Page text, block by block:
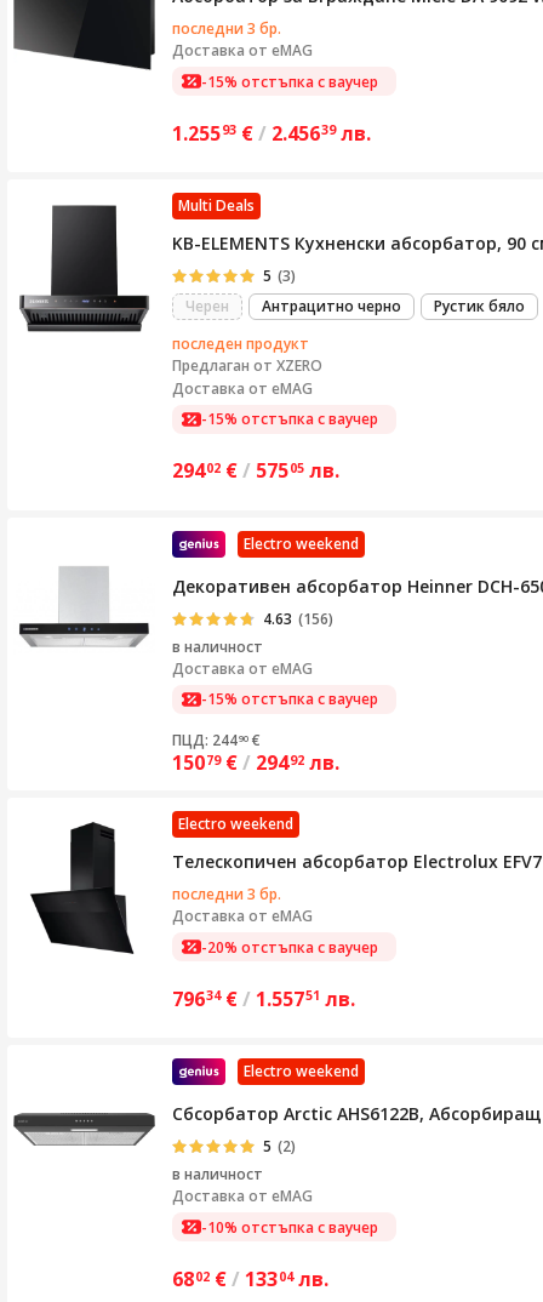
последни 3 бр.
Доставка от eMAG
-15% отстъпка с ваучер
1.25593 €/ 2.45639 лв.
Multi Deals
KB-ELEMENTS Кухненски абсорбатор,
5 (3)
Черен
Антрацитно черно
Рустик бяло
последен продукт
Предлаган от XZERO
Доставка от eMAG
-15% отстъпка с ваучер
29402 €/ 57505 лв.
Electro weekend
Декоративен абсорбатор Heinner DCH-
4.63 (156)
в наличност
Доставка от eMAG
-15% отстъпка с ваучер
ПЦД: 24490 €
15079 €/ 29492 лв.
Electro weekend
Телескопичен абсорбатор Electrolux
последни 3 бр.
Доставка от eMAG
-20% отстъпка с ваучер
79634 €/ 1.55751 лв.
Electro weekend
Сбсорбатор Arctic AHS6122B,
5 (2)
в наличност
Доставка от eMAG
-10% отстъпка с ваучер
6802 €/ 13304 лв.